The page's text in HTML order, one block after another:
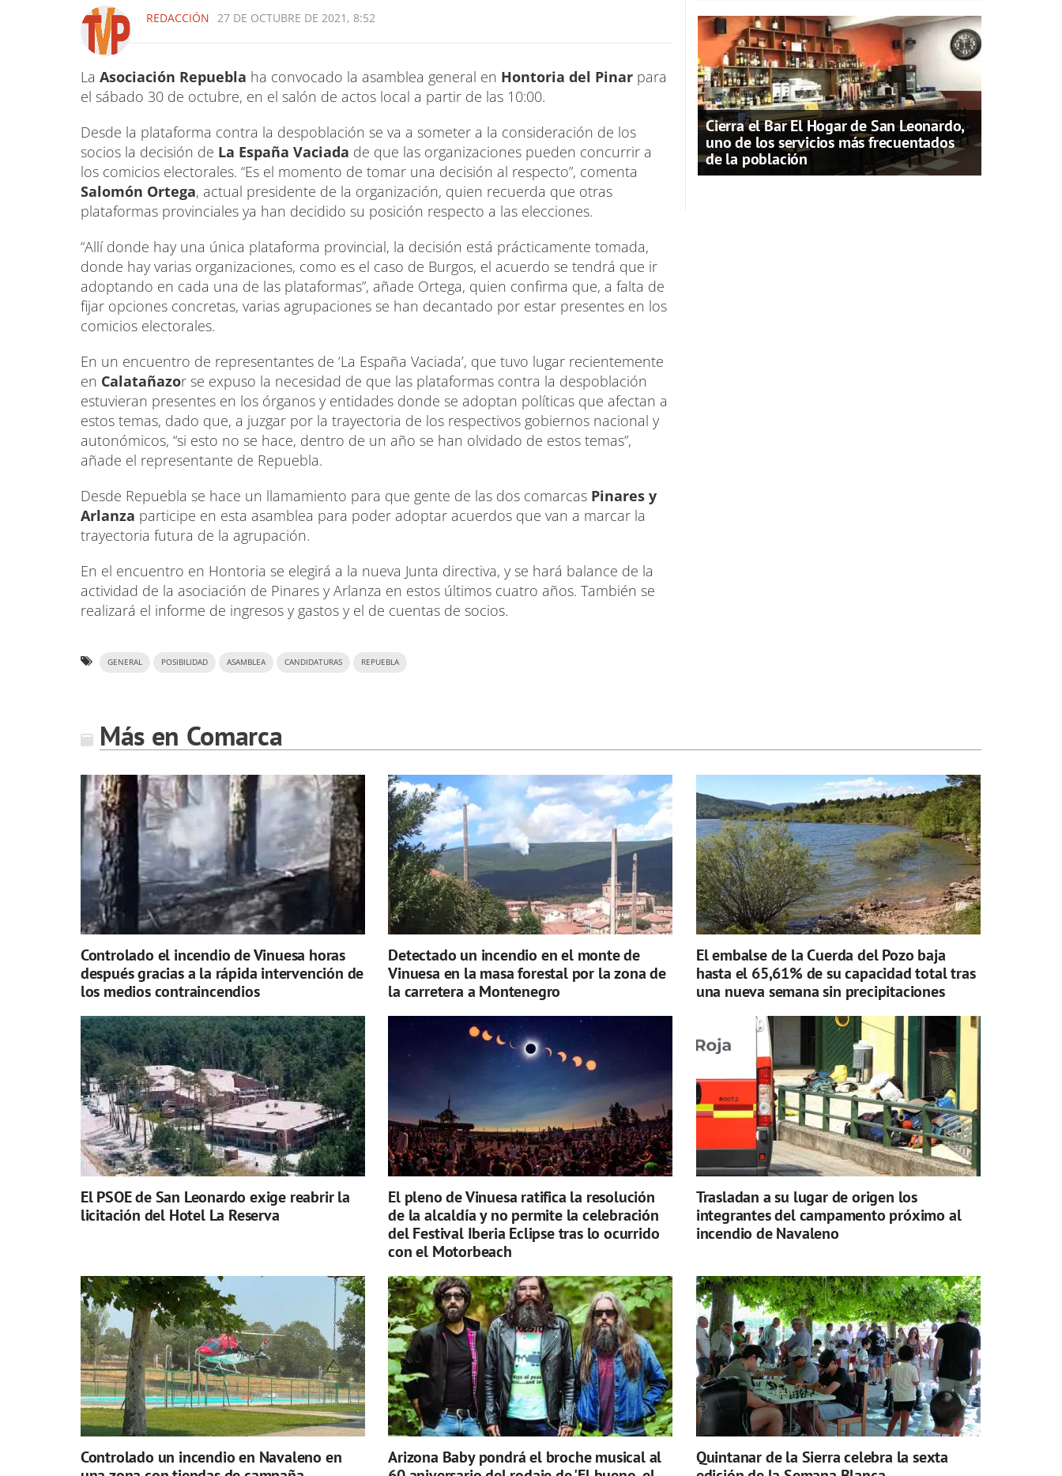
REDACCIÓN 27 DE OCTUBRE DE 2021, 8:52
La Asociación Repuebla ha convocado la asamblea general en Hontoria del Pinar para
el sábado 30 de octubre, en el salón de actos local a partir de las 10:00.
Desde la plataforma contra la despoblación se va a someter a la consideración de los
socios la decisión de La España Vaciada de que las organizaciones pueden concurrir a
los comicios electorales. “Es el momento de tomar una decisión al respecto”, comenta
Salomón Ortega, actual presidente de la organización, quien recuerda que otras
plataformas provinciales ya han decidido su posición respecto a las elecciones.
“Allí donde hay una única plataforma provincial, la decisión está prácticamente tomada,
donde hay varias organizaciones, como es el caso de Burgos, el acuerdo se tendrá que ir
adoptando en cada una de las plataformas”, añade Ortega, quien confirma que, a falta de
fijar opciones concretas, varias agrupaciones se han decantado por estar presentes en los
comicios electorales.
En un encuentro de representantes de ‘La España Vaciada’, que tuvo lugar recientemente
en Calatañazor se expuso la necesidad de que las plataformas contra la despoblación
estuvieran presentes en los órganos y entidades donde se adoptan políticas que afectan a
estos temas, dado que, a juzgar por la trayectoria de los respectivos gobiernos nacional y
autonómicos, “si esto no se hace, dentro de un año se han olvidado de estos temas”,
añade el representante de Repuebla.
Desde Repuebla se hace un llamamiento para que gente de las dos comarcas Pinares y
Arlanza participe en esta asamblea para poder adoptar acuerdos que van a marcar la
trayectoria futura de la agrupación.
En el encuentro en Hontoria se elegirá a la nueva Junta directiva, y se hará balance de la
actividad de la asociación de Pinares y Arlanza en estos últimos cuatro años. También se
realizará el informe de ingresos y gastos y el de cuentas de socios.
GENERAL POSIBILIDAD ASAMBLEA CANDIDATURAS REPUEBLA
Cierra el Bar El Hogar de San Leonardo,
uno de los servicios más frecuentados
de la población
Más en Comarca
Controlado el incendio de Vinuesa horas
después gracias a la rápida intervención de
los medios contraincendios
Detectado un incendio en el monte de
Vinuesa en la masa forestal por la zona de
la carretera a Montenegro
El embalse de la Cuerda del Pozo baja
hasta el 65,61% de su capacidad total tras
una nueva semana sin precipitaciones
El PSOE de San Leonardo exige reabrir la
licitación del Hotel La Reserva
El pleno de Vinuesa ratifica la resolución
de la alcaldía y no permite la celebración
del Festival Iberia Eclipse tras lo ocurrido
con el Motorbeach
Trasladan a su lugar de origen los
integrantes del campamento próximo al
incendio de Navaleno
Controlado un incendio en Navaleno en
Arizona Baby pondrá el broche musical al
Quintanar de la Sierra celebra la sexta